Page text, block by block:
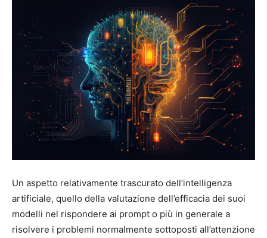
Un aspetto relativamente trascurato dell’intelligenza
artificiale, quello della valutazione dell’efficacia dei suoi
modelli nel rispondere ai prompt o più in generale a
risolvere i problemi normalmente sottoposti all’attenzione